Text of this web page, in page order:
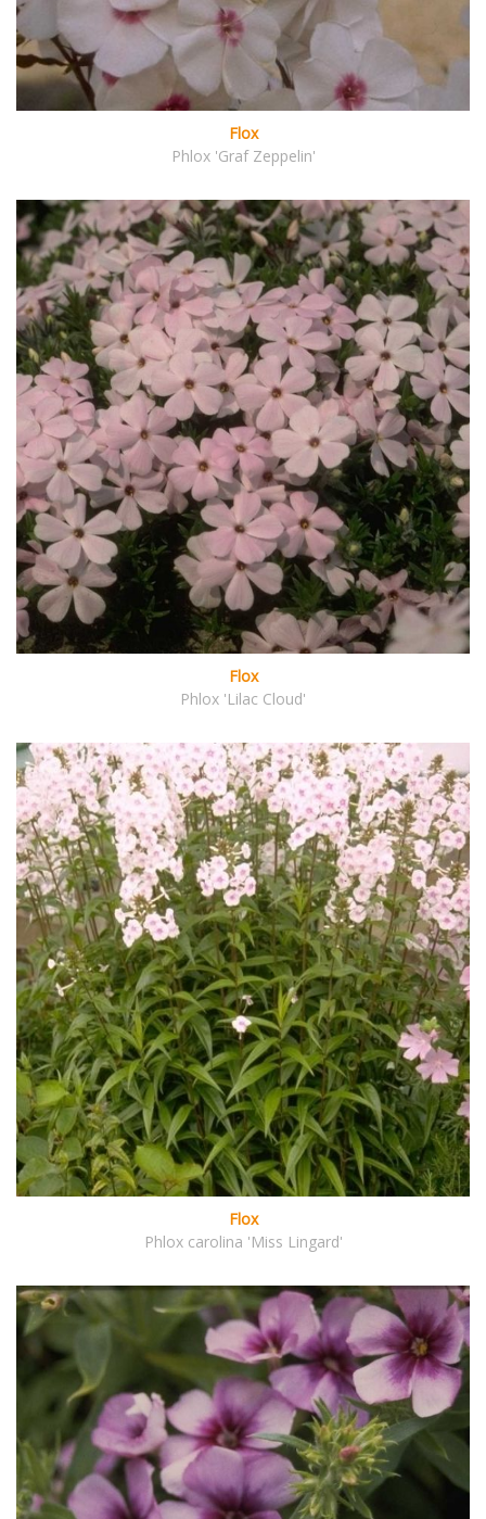
Flox
Phlox 'Graf Zeppelin'
Flox
Phlox 'Lilac Cloud'
Flox
Phlox carolina 'Miss Lingard'